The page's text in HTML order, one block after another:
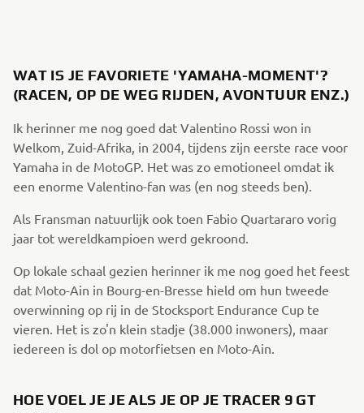
WAT IS JE FAVORIETE 'YAMAHA-MOMENT'?
(RACEN, OP DE WEG RIJDEN, AVONTUUR ENZ.)
Ik herinner me nog goed dat Valentino Rossi won in
Welkom, Zuid-Afrika, in 2004, tijdens zijn eerste race voor
Yamaha in de MotoGP. Het was zo emotioneel omdat ik
een enorme Valentino-fan was (en nog steeds ben).
Als Fransman natuurlijk ook toen Fabio Quartararo vorig
jaar tot wereldkampioen werd gekroond.
Op lokale schaal gezien herinner ik me nog goed het feest
dat Moto-Ain in Bourg-en-Bresse hield om hun tweede
overwinning op rij in de Stocksport Endurance Cup te
vieren. Het is zo'n klein stadje (38.000 inwoners), maar
iedereen is dol op motorfietsen en Moto-Ain.
HOE VOEL JE JE ALS JE OP JE TRACER 9 GT